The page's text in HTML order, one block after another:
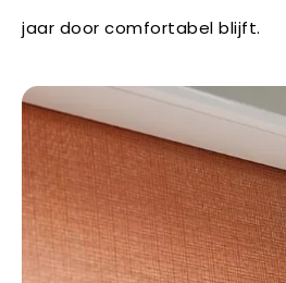
jaar door comfortabel blijft.